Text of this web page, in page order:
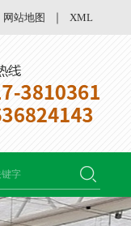
网站地图 XML